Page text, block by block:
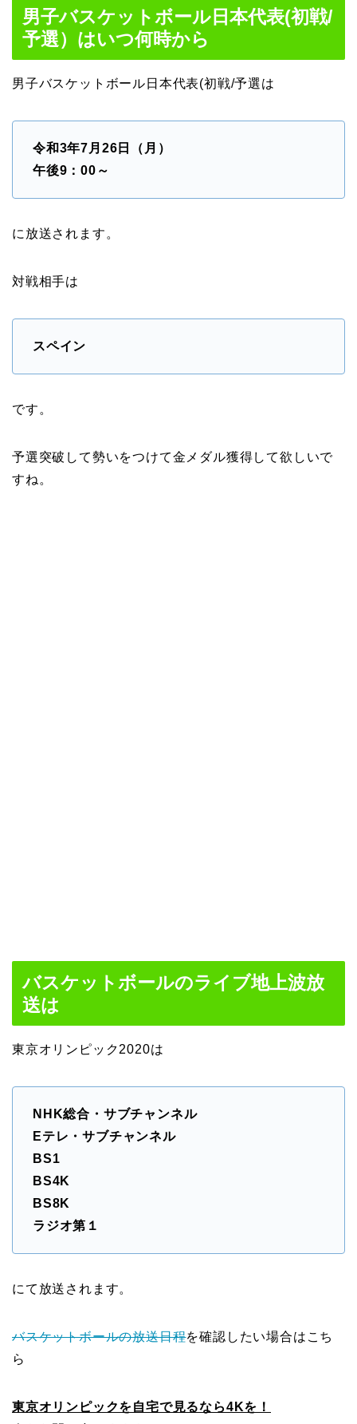
男子バスケットボール日本代表(初戦/
予選）はいつ何時から
男子バスケットボール日本代表(初戦/予選は
令和3年7月26日（月）
午後9：00～
に放送されます。
対戦相手は
スペイン
です。
予選突破して勢いをつけて金メダル獲得して欲しいで
すね。
バスケットボールのライブ地上波放
送は
東京オリンピック2020は
NHK総合・サブチャンネル
Eテレ・サブチャンネル
BS1
BS4K
BS8K
ラジオ第１
にて放送されます。
バスケットボールの放送日程を確認したい場合はこち
ら
東京オリンピックを自宅で見るなら4Kを！